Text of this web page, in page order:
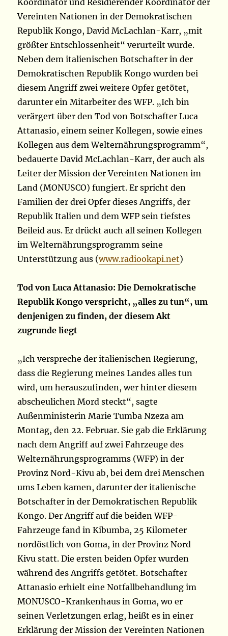
Koordinator und Residierender Koordinator der
Vereinten Nationen in der Demokratischen
Republik Kongo, David McLachlan-Karr, „mit
größter Entschlossenheit“ verurteilt wurde.
Neben dem italienischen Botschafter in der
Demokratischen Republik Kongo wurden bei
diesem Angriff zwei weitere Opfer getötet,
darunter ein Mitarbeiter des WFP. „Ich bin
verärgert über den Tod von Botschafter Luca
Attanasio, einem seiner Kollegen, sowie eines
Kollegen aus dem Welternährungsprogramm“,
bedauerte David McLachlan-Karr, der auch als
Leiter der Mission der Vereinten Nationen im
Land (MONUSCO) fungiert. Er spricht den
Familien der drei Opfer dieses Angriffs, der
Republik Italien und dem WFP sein tiefstes
Beileid aus. Er drückt auch all seinen Kollegen
im Welternährungsprogramm seine
Unterstützung aus (www.radiookapi.net)
Tod von Luca Attanasio: Die Demokratische
Republik Kongo verspricht, „alles zu tun“, um
denjenigen zu finden, der diesem Akt
zugrunde liegt
„Ich verspreche der italienischen Regierung,
dass die Regierung meines Landes alles tun
wird, um herauszufinden, wer hinter diesem
abscheulichen Mord steckt“, sagte
Außenministerin Marie Tumba Nzeza am
Montag, den 22. Februar. Sie gab die Erklärung
nach dem Angriff auf zwei Fahrzeuge des
Welternährungsprogramms (WFP) in der
Provinz Nord-Kivu ab, bei dem drei Menschen
ums Leben kamen, darunter der italienische
Botschafter in der Demokratischen Republik
Kongo. Der Angriff auf die beiden WFP-
Fahrzeuge fand in Kibumba, 25 Kilometer
nordöstlich von Goma, in der Provinz Nord
Kivu statt. Die ersten beiden Opfer wurden
während des Angriffs getötet. Botschafter
Attanasio erhielt eine Notfallbehandlung im
MONUSCO-Krankenhaus in Goma, wo er
seinen Verletzungen erlag, heißt es in einer
Erklärung der Mission der Vereinten Nationen